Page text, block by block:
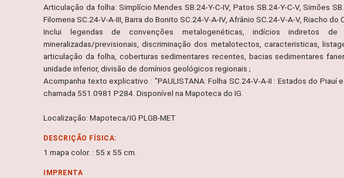
Articulação da folha: Simplício Mendes SB.24-Y-C-IV, Patos SB.24-Y-C-V, Simões
Filomena SC.24-V-A-III, Barra do Bonito SC.24-V-A-IV, Afrânio SC.24-V-A-V, Riacho do
Inclui legendas de convenções metalogenéticas, indícios indiretos de
mineralizadas/previsionais, discriminação dos metalotectos, caracteristicas,
articulação da folha, coberturas sedimentares recentes, bacias sedimentares
unidade inferior, divisão de domínios geológicos regionais ;
Acompanha texto explicativo : "PAULISTANA: Folha SC.24-V-A-II : Estados do
chamada 551.0981 P284. Disponível na Mapoteca do IG.
Localização: Mapoteca/IG PLGB-MET
DESCRIÇÃO FÍSICA:
1 mapa color. : 55 x 55 cm.
IMPRENTA